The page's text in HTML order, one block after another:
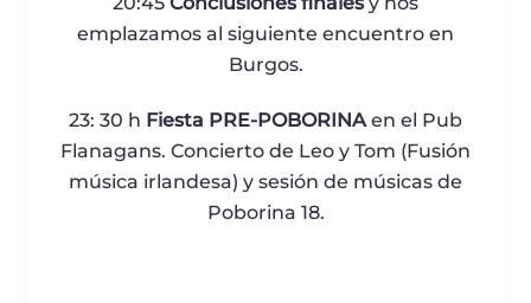
emplazamos al siguiente encuentro en
Burgos.
23: 30 h Fiesta PRE-POBORINA en el Pub
Flanagans. Concierto de Leo y Tom (Fusión
música irlandesa) y sesión de músicas de
Poborina 18.